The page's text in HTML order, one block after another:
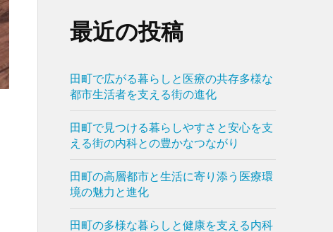
最近の投稿
田町で広がる暮らしと医療の共存多様な
都市生活者を支える街の進化
田町で見つける暮らしやすさと安心を支
える街の内科との豊かなつながり
田町の高層都市と生活に寄り添う医療環
境の魅力と進化
田町の多様な暮らしと健康を支える内科